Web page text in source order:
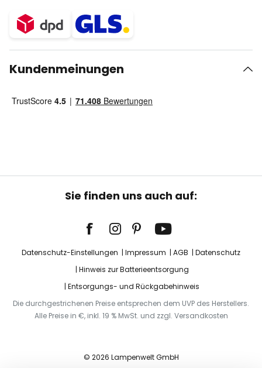
Kundenmeinungen
Sie finden uns auch auf:
Datenschutz-Einstellungen Impressum AGB
Datenschutz
Hinweis zur Batterieentsorgung
Entsorgungs- und Rückgabehinweis
Die durchgestrichenen Preise entsprechen dem UVP des Herstellers.
Alle Preise in €, inkl. 19 % MwSt. und zzgl. Versandkosten
© 2026 Lampenwelt GmbH